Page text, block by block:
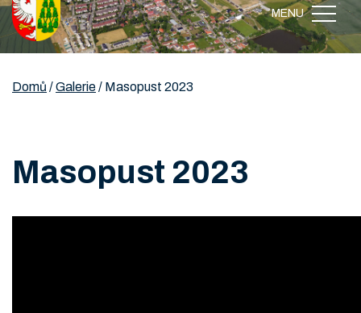
MENU
Domů /Galerie/ Masopust 2023
Masopust 2023